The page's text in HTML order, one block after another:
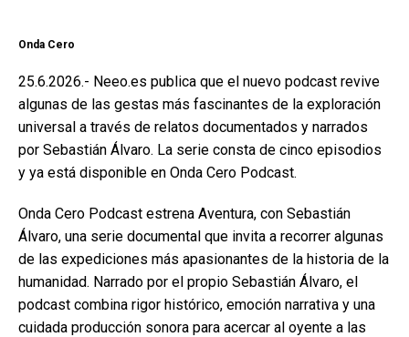
Onda Cero
25.6.2026.- Neeo.es publica que el nuevo podcast revive
algunas de las gestas más fascinantes de la exploración
universal a través de relatos documentados y narrados
por Sebastián Álvaro. La serie consta de cinco episodios
y ya está disponible en Onda Cero Podcast.
Onda Cero Podcast estrena Aventura, con Sebastián
Álvaro, una serie documental que invita a recorrer algunas
de las expediciones más apasionantes de la historia de la
humanidad. Narrado por el propio Sebastián Álvaro, el
podcast combina rigor histórico, emoción narrativa y una
cuidada producción sonora para acercar al oyente a las